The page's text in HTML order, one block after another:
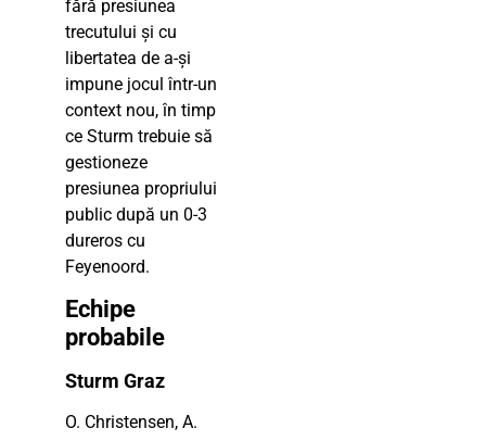
fără presiunea
trecutului și cu
libertatea de a-și
impune jocul într-un
context nou, în timp
ce Sturm trebuie să
gestioneze
presiunea propriului
public după un 0-3
dureros cu
Feyenoord.
Echipe
probabile
Sturm Graz
O. Christensen, A.